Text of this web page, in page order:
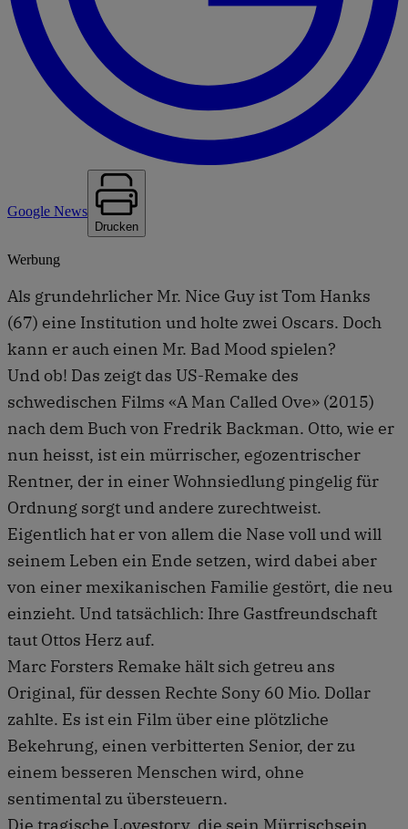
Google News
Drucken
Werbung
Als grundehrlicher Mr. Nice Guy ist Tom Hanks
(67) eine Institution und holte zwei Oscars. Doch
kann er auch einen Mr. Bad Mood spielen?
Und ob! Das zeigt das US-Remake des
schwedischen Films «A Man Called Ove» (2015)
nach dem Buch von Fredrik Backman. Otto, wie er
nun heisst, ist ein mürrischer, egozentrischer
Rentner, der in einer Wohnsiedlung pingelig für
Ordnung sorgt und andere zurechtweist.
Eigentlich hat er von allem die Nase voll und will
seinem Leben ein Ende setzen, wird dabei aber
von einer mexikanischen Familie gestört, die neu
einzieht. Und tatsächlich: Ihre Gastfreundschaft
taut Ottos Herz auf.
Marc Forsters Remake hält sich getreu ans
Original, für dessen Rechte Sony 60 Mio. Dollar
zahlte. Es ist ein Film über eine plötzliche
Bekehrung, einen verbitterten Senior, der zu
einem besseren Menschen wird, ohne
sentimental zu übersteuern.